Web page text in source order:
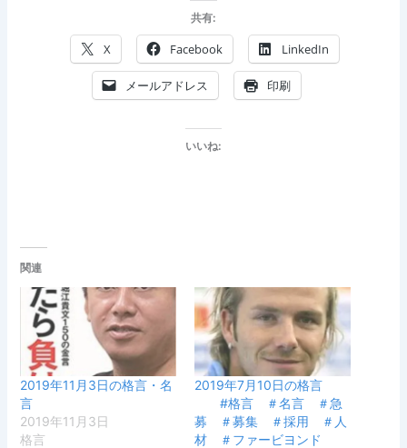
共有:
X Facebook LinkedIn
メールアドレス 印刷
いいね:
関連
2019年11月3日の格言・名
言
2019年11月3日
格言
2019年7月10日の格言
#格言 ＃名言 ＃急
募 ＃募集 ＃採用 ＃人
材 ＃ファービヨンド